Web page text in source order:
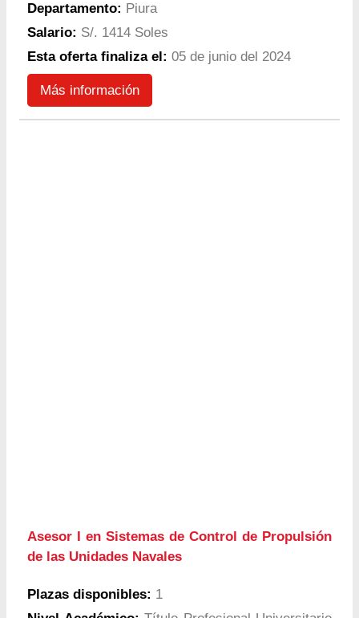
Departamento: Piura
Salario: S/. 1414 Soles
Esta oferta finaliza el: 05 de junio del 2024
Más información
Asesor I en Sistemas de Control de Propulsión
de las Unidades Navales
Plazas disponibles: 1